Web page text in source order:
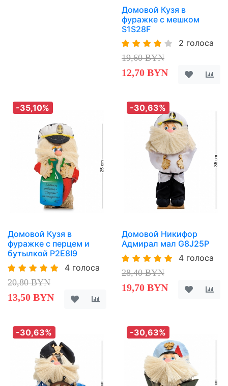
Домовой Кузя в
фуражке с мешком
S1S28F
2 голоса
19,60 BYN
12,70 BYN
-35,10%
Домовой Кузя в
фуражке с перцем и
бутылкой P2E8I9
4 голоса
20,80 BYN
13,50 BYN
-30,63%
Домовой Никифор
Адмирал мал G8J25P
4 голоса
28,40 BYN
19,70 BYN
-30,63% -30,63%